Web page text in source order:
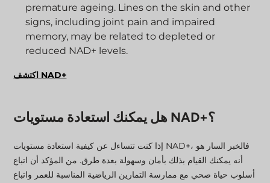
premature ageing. Lines on the skin and other
signs, including joint pain and impaired
memory, may be related to depleted or
reduced NAD+ levels.
اكتشف NAD+
هل يمكنك استعادة مستويات NAD+؟
إذا كنت تتساءل عن كيفية استعادة مستويات NAD+، فالخبر السار هو
أنه يمكنك القيام بذلك بأمان وسهولة بعدة طرق. من المؤكد أن اتباع
أسلوب حياة صحي مع ممارسة التمارين الرياضية المناسبة للعمر واتباع